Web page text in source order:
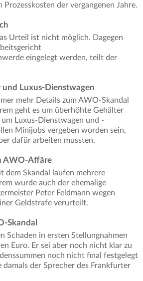
Prozesskosten der vergangenen Jahre.
Urteil ist nicht möglich. Dagegen
eingelegt werden, teilt der
Luxus-Dienstwagen
mehr Details zum AWO-Skandal
geht es um überhöhte Gehälter
Luxus-Dienstwagen und -
Minijobs vergeben worden sein,
dafür arbeiten mussten.
AWO-Affäre
dem Skandal laufen mehrere
wurde auch der ehemalige
Peter Feldmann wegen
Geldstrafe verurteilt.
Skandal
Schaden in ersten Stellungnahmen
Euro. Er sei aber noch nicht klar zu
noch nicht final festgelegt
damals der Sprecher des Frankfurter